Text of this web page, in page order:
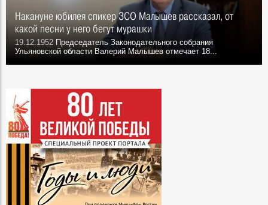
Накануне юбилея спикер ЗСО Малышев рассказал, от
какой песни у него бегут мурашки
19.12.1952 Председатель Законодательного собрания
Ульяновской области Валерий Малышев отмечает 18...